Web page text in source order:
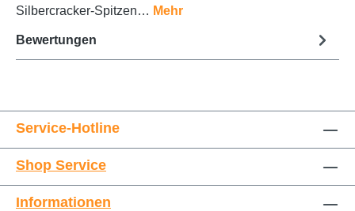
Silbercracker-Spitzen… Mehr
Bewertungen
Service-Hotline
Shop Service
Informationen